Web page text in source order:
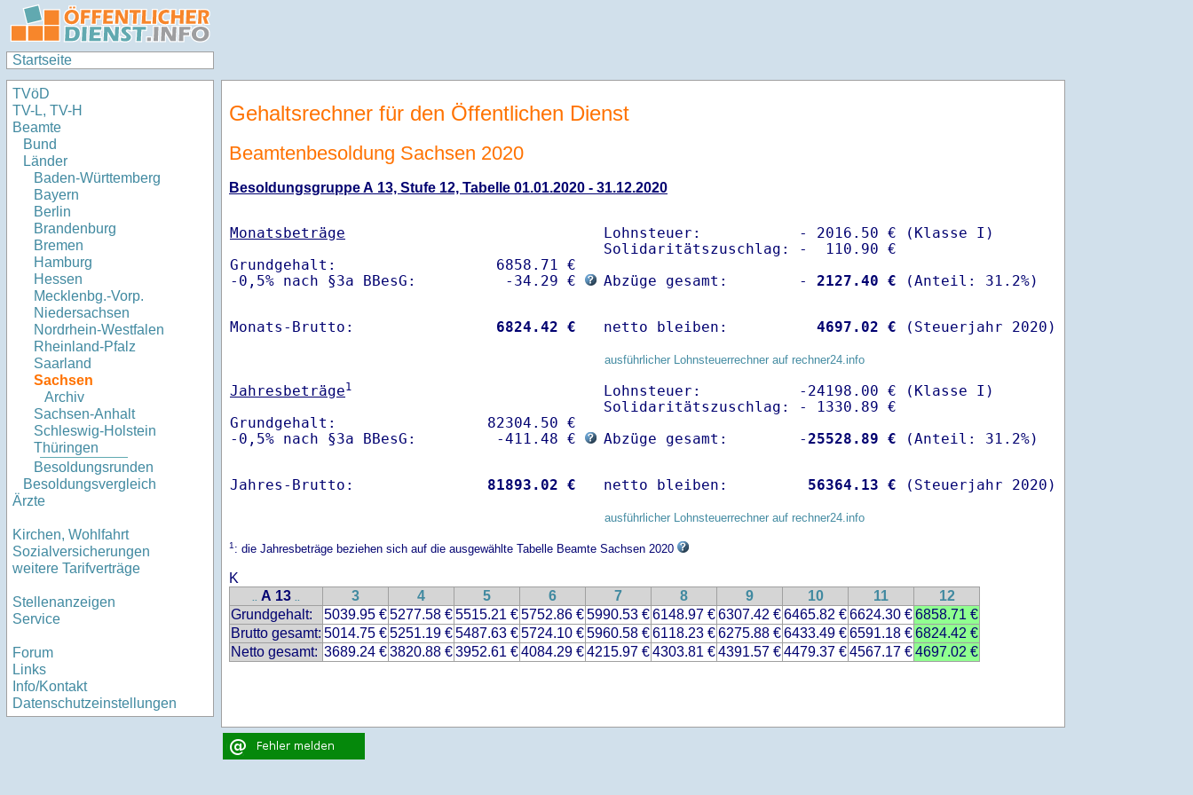
Startseite
TVöD
TV-L, TV-H
Beamte
Bund
Länder
Baden-Württemberg
Bayern
Berlin
Brandenburg
Bremen
Hamburg
Hessen
Mecklenbg.-Vorp.
Niedersachsen
Nordrhein-Westfalen
Rheinland-Pfalz
Saarland
Sachsen
Archiv
Sachsen-Anhalt
Schleswig-Holstein
Thüringen
Besoldungsrunden
Besoldungsvergleich
Ärzte
Kirchen, Wohlfahrt
Sozialversicherungen
weitere Tarifverträge
Stellenanzeigen
Service
Forum
Links
Info/Kontakt
Datenschutzeinstellungen
Gehaltsrechner für den Öffentlichen Dienst
Beamtenbesoldung Sachsen 2020
Besoldungsgruppe A 13, Stufe 12, Tabelle 01.01.2020 - 31.12.2020
Monatsbeträge
Grundgehalt:                  6858.71 €
-0,5% nach §3a BBesG:          -34.29 €
Lohnsteuer:           - 2016.50 € (Klasse I)
Solidaritätszuschlag: -  110.90 €
Abzüge gesamt:        -
2127.40 €
Monats-Brutto: 6824.42 € netto bleiben: 4697.02 € (Steuerjahr 2020)
ausführlicher Lohnsteuerrechner auf rechner24.info
Jahresbeträge1
Grundgehalt:                 82304.50 €
-0,5% nach §3a BBesG:         -411.48 €
Lohnsteuer:           -24198.00 € (Klasse I)
Solidaritätszuschlag: - 1330.89 €
Abzüge gesamt:        -25528.89 €
Jahres-Brutto: 81893.02 € netto bleiben: 56364.13 € (Steuerjahr 2020)
ausführlicher Lohnsteuerrechner auf rechner24.info
1: die Jahresbeträge beziehen sich auf die ausgewählte Tabelle Beamte Sachsen 2020
K
.. A 13 .. 3 4 5 6 7 8 9 10 11
12
Grundgehalt:
5039.95 €5277.58 €5515.21 €5752.86 €5990.53 €6148.97 €6307.42 €6465.82 €6624.30 €6858.71 €
Brutto gesamt: 5014.75 €5251.19 €5487.63 €5724.10 €5960.58 €6118.23 €6275.88 €6433.49 €6591.18 €6824.42 €
Netto gesamt: 3689.24 €3820.88 €3952.61 €4084.29 €4215.97 €4303.81 €4391.57 €4479.37 €4567.17 €4697.02 €